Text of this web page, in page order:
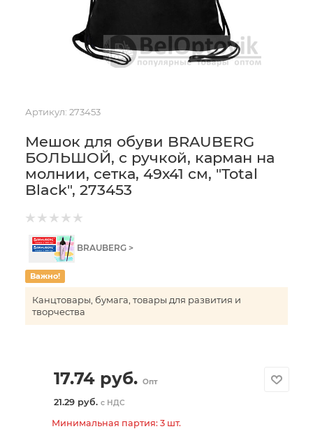
Артикул: 273453
Мешок для обуви BRAUBERG
БОЛЬШОЙ, с ручкой, карман на
молнии, сетка, 49х41 см, "Total
Black", 273453
BRAUBERG >
Важно!
Канцтовары, бумага, товары для развития и
творчества
17.74руб. Опт
21.29 руб. с НДС
Минимальная партия: 3 шт.